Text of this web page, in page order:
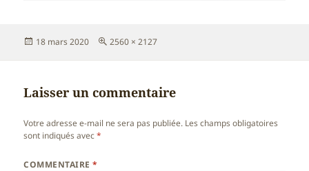
Publié
18 mars 2020
Taille
2560 × 2127
Laisser un commentaire
Votre adresse e-mail ne sera pas publiée. Les champs obligatoires
sont indiqués avec*
COMMENTAIRE*